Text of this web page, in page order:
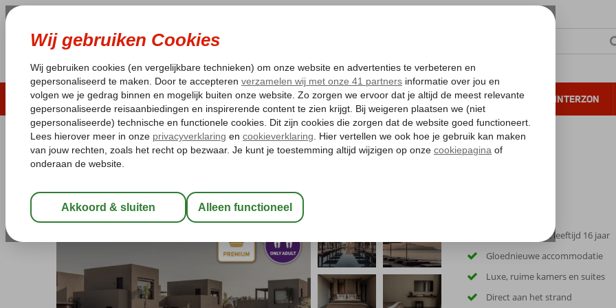
LAST MINUTE ZOMER 2026 ZONVAKANTIE VERRE REIZEN ALL INCLUSIVE WINTERZON
Pakketgarantie Laagsteprijsgarantie* Gratis annuleren*
Home
Griekenland Samos
Casa Cook Samos
Logies en ontbijt-Hotel
Only Adult: min. leeftijd 16 jaar
Gloednieuwe accommodatie
Luxe, ruime kamers en suites
Direct aan het strand